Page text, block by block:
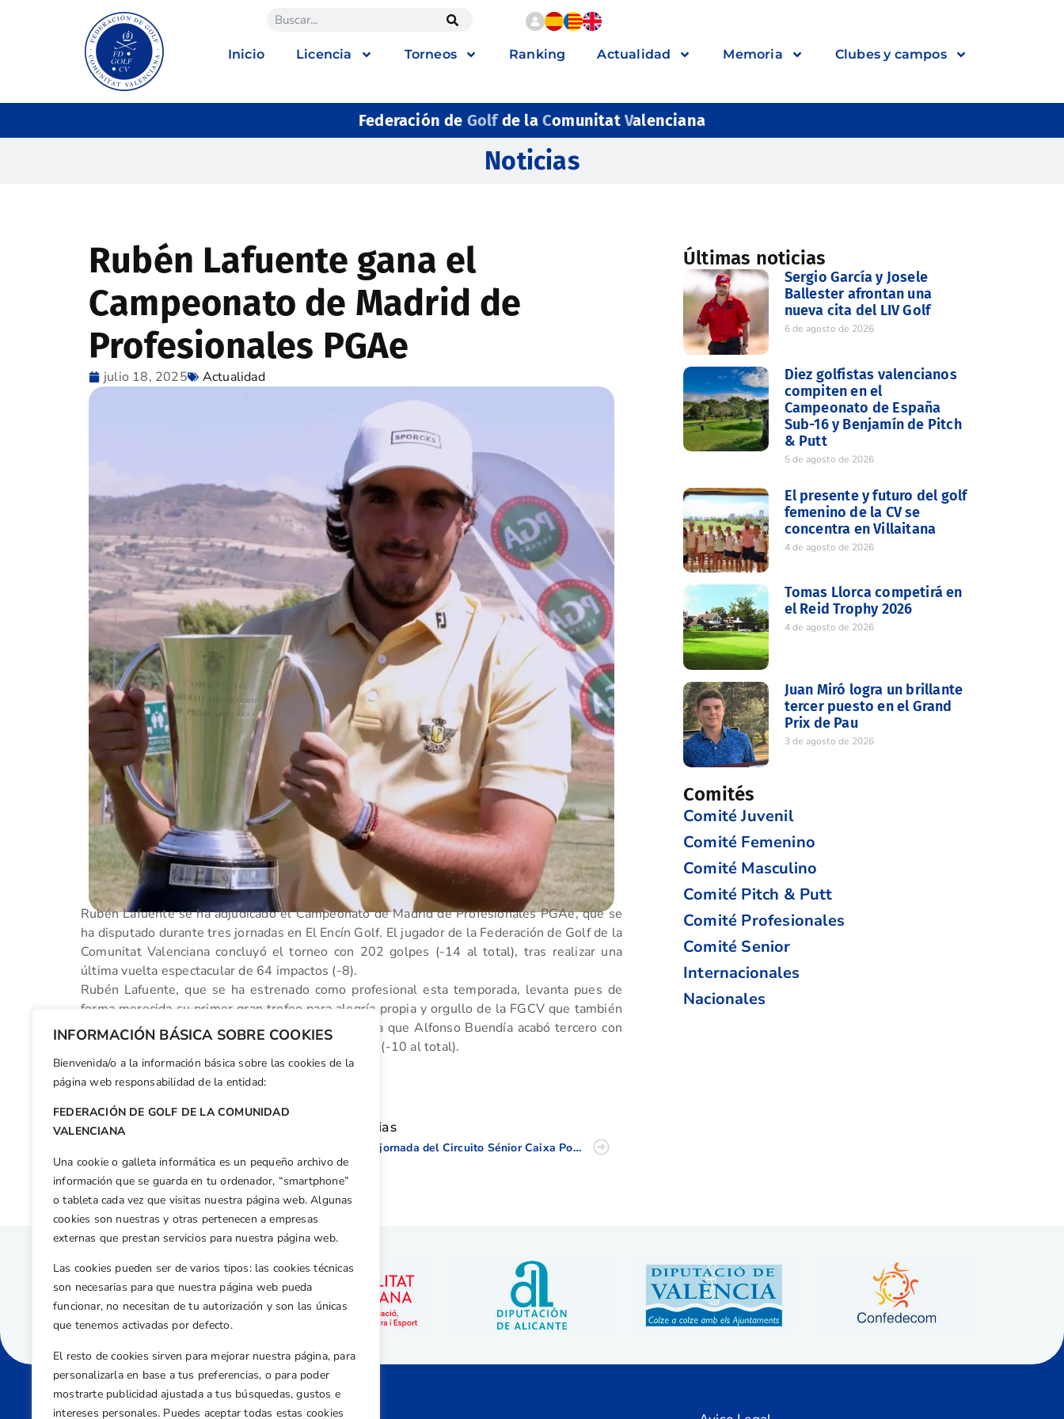
INFORMACIÓN BÁSICA SOBRE COOKIES
Bienvenida/o a la información básica sobre las cookies de la
página web responsabilidad de la entidad:
FEDERACIÓN DE GOLF DE LA COMUNIDAD
VALENCIANA
Una cookie o galleta informática es un pequeño archivo de
información que se guarda en tu ordenador, “smartphone”
o tableta cada vez que visitas nuestra página web. Algunas
cookies son nuestras y otras pertenecen a empresas
externas que prestan servicios para nuestra página web.
Las cookies pueden ser de varios tipos: las cookies técnicas
son necesarias para que nuestra página web pueda
funcionar, no necesitan de tu autorización y son las únicas
que tenemos activadas por defecto.
El resto de cookies sirven para mejorar nuestra página, para
personalizarla en base a tus preferencias, o para poder
mostrarte publicidad ajustada a tus búsquedas, gustos e
intereses personales. Puedes aceptar todas estas cookies
Inicio Licencia Torneos Ranking Actualidad Memoria Clubes y campos
Federación de Golfde la ComunitatValenciana
Noticias
Rubén Lafuente gana el
Campeonato de Madrid de
Profesionales PGAe
julio 18, 2025 Actualidad
Rubén Lafuente se ha adjudicado el Campeonato de Madrid de Profesionales PGAe, que se
ha disputado durante tres jornadas en El Encín Golf. El jugador de la Federación de Golf de la
Comunitat Valenciana concluyó el torneo con 202 golpes (-14 al total), tras realizar una
última vuelta espectacular de 64 impactos (-8).
Rubén Lafuente, que se ha estrenado como profesional esta temporada, levanta pues de
forma merecida su primer gran trofeo para alegría propia y orgullo de la FGCV que también
colocó a otros dos jugadores dentro del Top 10 ya que Alfonso Buendía acabó tercero con
205 golpes (-11 al total) y Gaston Bertinotti sexto (-10 al total).
Facebook
X WhatsApp
LinkedIn
Email
Otras noticias
Gran jornada del Circuito Sénior Caixa Popular en Meliá Villaitana (2/4)
Últimas noticias
Sergio García y Josele
Ballester afrontan una
nueva cita del LIV Golf
6 de agosto de 2026
Diez golfistas valencianos
compiten en el
Campeonato de España
Sub-16 y Benjamín de Pitch
& Putt
5 de agosto de 2026
El presente y futuro del golf
femenino de la CV se
concentra en Villaitana
4 de agosto de 2026
Tomas Llorca competirá en
el Reid Trophy 2026
4 de agosto de 2026
Juan Miró logra un brillante
tercer puesto en el Grand
Prix de Pau
3 de agosto de 2026
Comités
Comité Juvenil
Comité Femenino
Comité Masculino
Comité Pitch & Putt
Comité Profesionales
Comité Senior
Internacionales
Nacionales